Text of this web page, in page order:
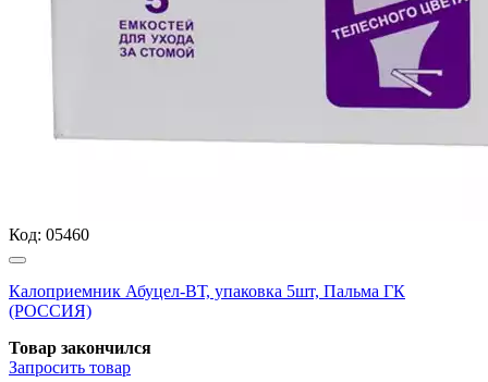
Код: 05460
Калоприемник Абуцел-ВТ, упаковка 5шт, Пальма ГК
(РОССИЯ)
Товар закончился
Запросить товар